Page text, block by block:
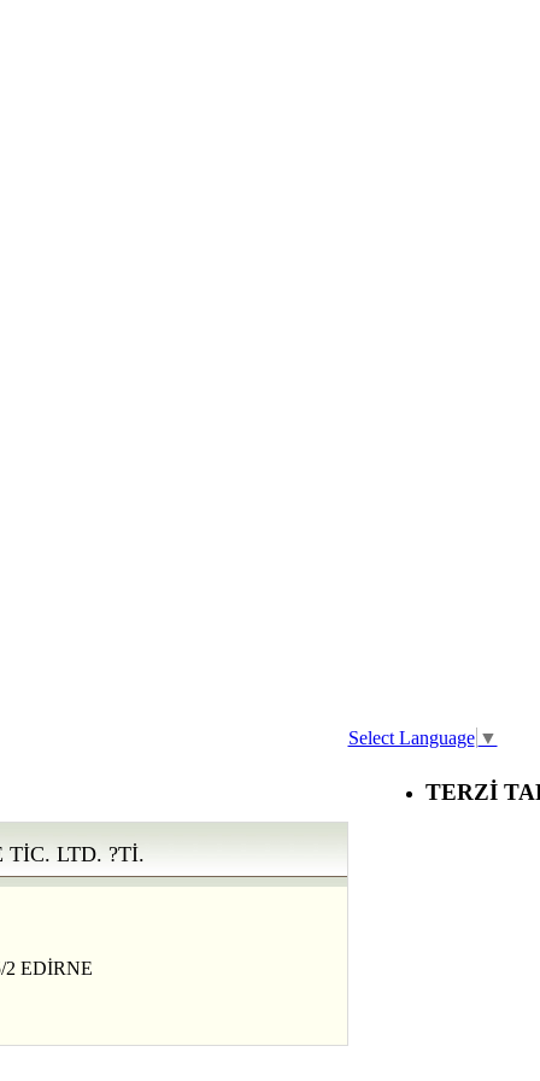
Select Language ▼
TİC. LTD. ?Tİ.
EDİRNE
TERZİ